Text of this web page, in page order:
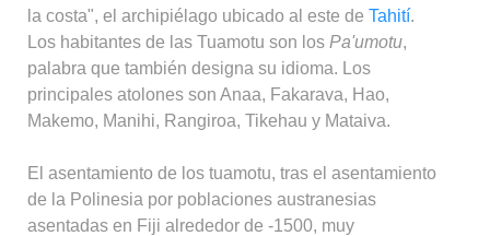
la costa", el archipiélago ubicado al este de Tahití.
Los habitantes de las Tuamotu son los Pa'umotu,
palabra que también designa su idioma. Los
principales atolones son Anaa, Fakarava, Hao,
Makemo, Manihi, Rangiroa, Tikehau y Mataiva.
El asentamiento de los tuamotu, tras el asentamiento
de la Polinesia por poblaciones austranesias
asentadas en Fiji alrededor de -1500, muy